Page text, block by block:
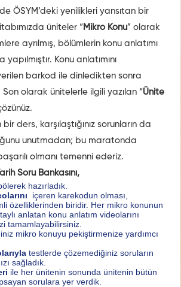
ÖSYM’deki yenilikleri yansıtan bir
üniteler “ Mikro Konu” olarak
ayrılmış, bölümlerin konu anlatımı
Konu anlatımını
barkod ile dinledikten sonra
Son olarak ünitelerle ilgili yazılan “Ünite
bir ders, karşılaştığınız sorunların da
unutmadan; bu maratonda
olmanı temenni ederiz.
Soru Bankasını,
hazırladık.
içeren karekodun olması,
özelliklerinden biridir. Her mikro konunun
anlatan konu anlatım videolarını
tamamlayabilirsiniz.
mikro konuyu pekiştirmenize yardımcı
testlerde çözemediğiniz soruların
sağladık.
ile her ünitenin sonunda ünitenin bütün
sorulara yer verdik.